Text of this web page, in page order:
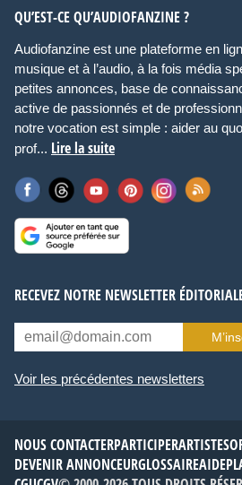
QU’EST-CE QU’AUDIOFANZINE ?
Audiofanzine est une plateforme en
musique et à l’audio, à la fois média
petites annonces, base de
active de passionnés et de
notre vocation est simple : aider au
prof... Lire la suite
RECEVEZ NOTRE NEWSLETTER
Voir les précédentes newsletters
NOUS CONTACTERPARTICIPERARTISTES
DEVENIR ANNONCEURGLOSSAIREAIDE